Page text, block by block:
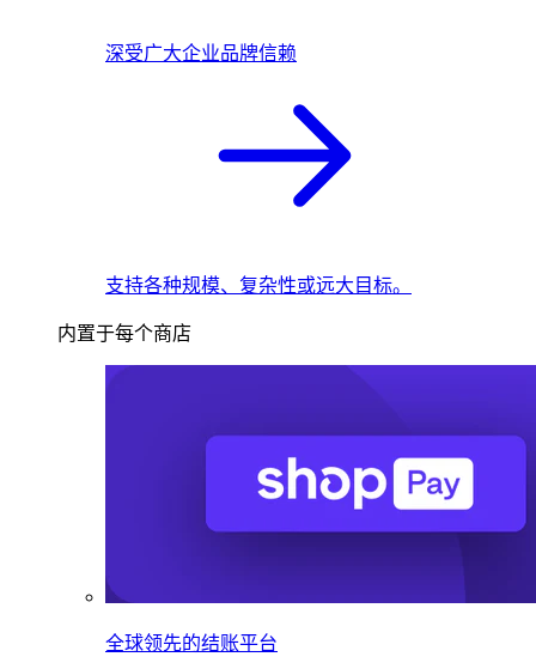
深受广大企业品牌信赖
支持各种规模、复杂性或远大目标。
内置于每个商店
全球领先的结账平台